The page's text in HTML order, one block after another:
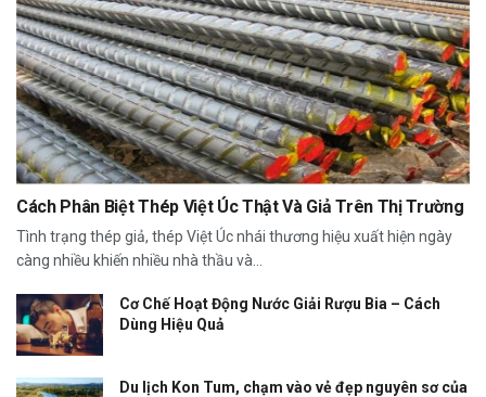
Cách Phân Biệt Thép Việt Úc Thật Và Giả Trên Thị Trường
Tình trạng thép giả, thép Việt Úc nhái thương hiệu xuất hiện ngày
càng nhiều khiến nhiều nhà thầu và...
Cơ Chế Hoạt Động Nước Giải Rượu Bia – Cách
Dùng Hiệu Quả
Du lịch Kon Tum, chạm vào vẻ đẹp nguyên sơ của